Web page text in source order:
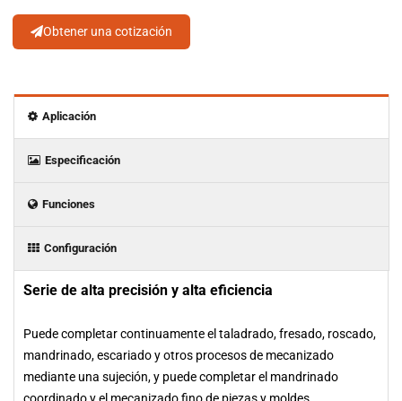
Obtener una cotización
Aplicación
Especificación
Funciones
Configuración
Serie de alta precisión y alta eficiencia
Puede completar continuamente el taladrado, fresado, roscado,
mandrinado, escariado y otros procesos de mecanizado
mediante una sujeción, y puede completar el mandrinado